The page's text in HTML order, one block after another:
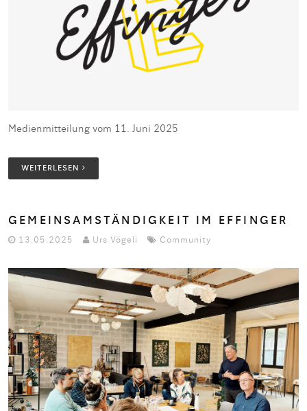
Medienmitteilung vom 11. Juni 2025
WEITERLESEN
GEMEINSAMSTÄNDIGKEIT IM EFFINGER
13.05.2025 Urs Vögeli Community